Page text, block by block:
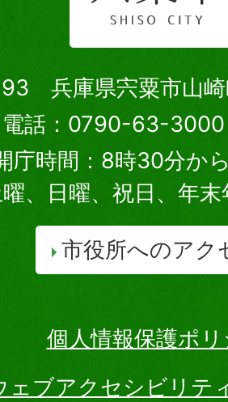
兵庫県宍粟市山崎
電話：0790-63-3000
庁時間：8時30分か
曜、日曜、祝日、年
市役所へのアク
個人情報保護ポ
ェブアクセシビリテ